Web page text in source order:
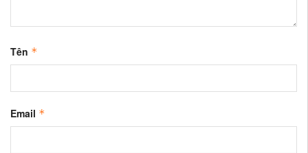
Tên *
Email *